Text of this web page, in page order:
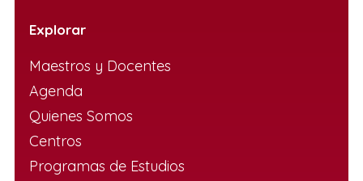
Explorar
Maestros y Docentes
Agenda
Quienes Somos
Centros
Programas de Estudios